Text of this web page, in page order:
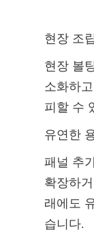
현장 조
현장 볼
소화하
피할 수
유연한
패널 추
확장하
래에도
습니다.